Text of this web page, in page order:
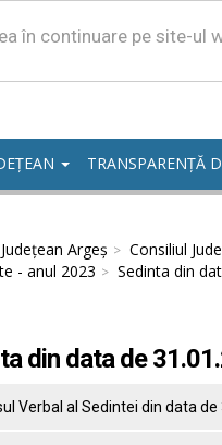
în continuare pe site-ul
TRANSPARENȚĂ
Argeș Consiliul
- anul 2023
Sedinta din
din data de
Verbal al Sedintei din data de